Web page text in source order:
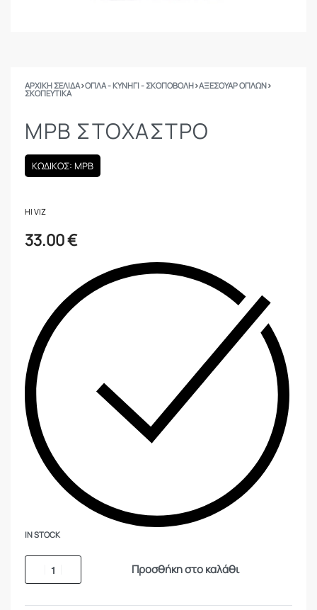
ΑΡΧΙΚΉ ΣΕΛΊΔΑ›ΟΠΛΑ - ΚΥΝΗΓΙ - ΣΚΟΠΟΒΟΛΗ›ΑΞΕΣΟΥΑΡ ΟΠΛΩΝ›
ΣΚΟΠΕΥΤΙΚΆ
MPB ΣΤΟΧΑΣΤΡΟ
ΚΩΔΙΚΟΣ: MPB
HI VIZ
33.00€
IN STOCK
Προσθήκη στο καλάθι